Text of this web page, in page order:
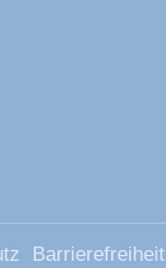
Barrierefreiheit